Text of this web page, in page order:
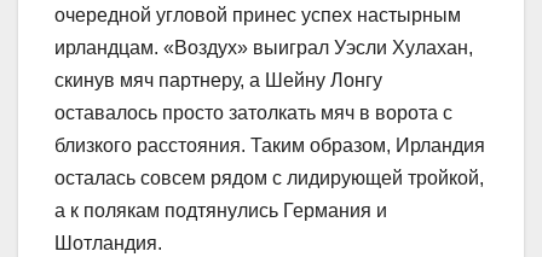
очередной угловой принес успех настырным
ирландцам. «Воздух» выиграл Уэсли Хулахан,
скинув мяч партнеру, а Шейну Лонгу
оставалось просто затолкать мяч в ворота с
близкого расстояния. Таким образом, Ирландия
осталась совсем рядом с лидирующей тройкой,
а к полякам подтянулись Германия и
Шотландия.